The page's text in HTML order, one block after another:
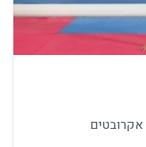
אקרובטים